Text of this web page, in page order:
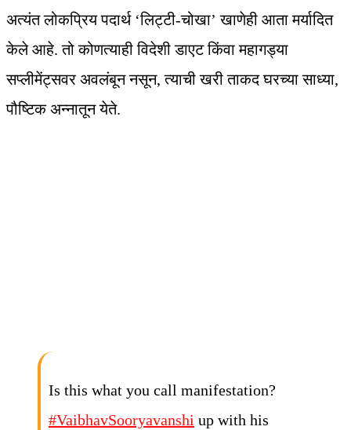
अत्यंत लोकप्रिय पदार्थ ‘लिट्टी-चोखा’ खाणेही आता मर्यादित
केले आहे. तो कोणत्याही विदेशी डाएट किंवा महागड्या
सप्लीमेंट्सवर अवलंबून नसून, त्याची खरी ताकद घरच्या साध्या,
पौष्टिक अन्नातून येते.
Is this what you call manifestation?
#VaibhavSooryavanshi up with his